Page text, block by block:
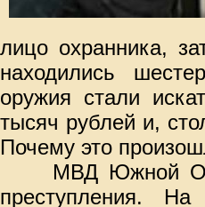
лицо охранника,
находились
оружия стали
тысяч рублей и,
Почему это
МВД Южной
преступления.